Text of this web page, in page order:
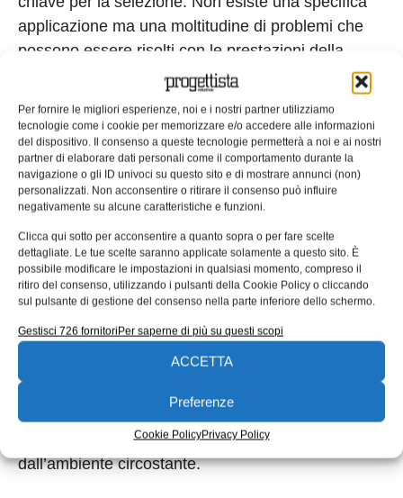
Per fornire le migliori esperienze, noi e i nostri partner utilizziamo
tecnologie come i cookie per memorizzare e/o accedere alle informazioni
del dispositivo. Il consenso a queste tecnologie permetterà a noi e ai nostri
partner di elaborare dati personali come il comportamento durante la
navigazione o gli ID univoci su questo sito e di mostrare annunci (non)
personalizzati. Non acconsentire o ritirare il consenso può influire
negativamente su alcune caratteristiche e funzioni.
Clicca qui sotto per acconsentire a quanto sopra o per fare scelte
dettagliate. Le tue scelte saranno applicate solamente a questo sito. È
possibile modificare le impostazioni in qualsiasi momento, compreso il
ritiro del consenso, utilizzando i pulsanti della Cookie Policy o cliccando
sul pulsante di gestione del consenso nella parte inferiore dello schermo.
Gestisci 726 fornitoriPer saperne di più su questi scopi
ACCETTA
Preferenze
Cookie PolicyPrivacy Policy
applicazione ma una moltitudine di problemi che
possono essere risolti con le prestazioni della
stampante Roboze One + 400 Xtreme, dove la
materiali non ha precedenti” dichiara il prof. Vogt.
Con l’acquisto della stampante Roboze, gli studenti
del Dipartimento di Ingegneria Chimica del Penn
State vogliono mettersi alla prova con nuovi
più funzionalità alle parti stampate. Queste parti
stampate saranno inoltre utilizzate per far
progredire la ricerca in diverse aree, utilizzando
stampa può produrre nuove strutture gerarchiche
in grado di migliorare le prestazioni e fornire per
l’ottimizzazione energetica dell’acqua in sistemi di
purificazione che rimuovono virus e materiali
reattivi-additivi che forniscono feedback
dall’ambiente circostante.